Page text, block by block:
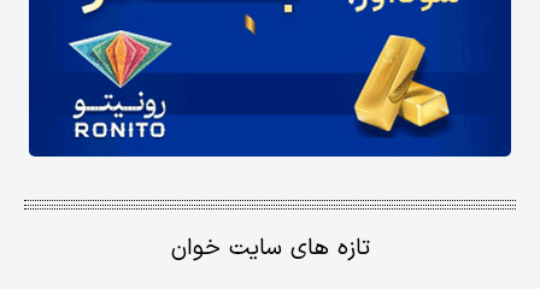
تازه های سایت خوان